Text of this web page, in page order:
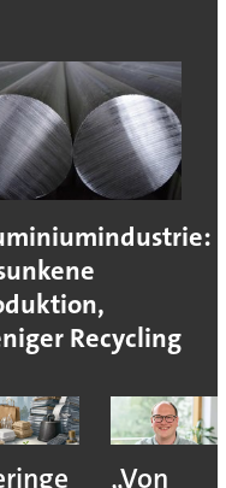
Recycling
„Von